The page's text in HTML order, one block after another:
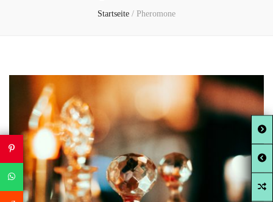
Startseite / Pheromone